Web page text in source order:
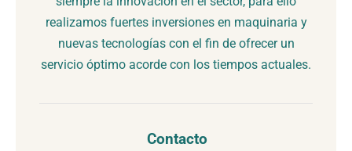
realizamos fuertes inversiones en maquinaria y
nuevas tecnologías con el fin de ofrecer un
servicio óptimo acorde con los tiempos actuales.
Contacto